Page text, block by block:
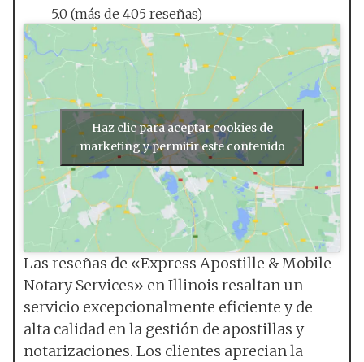
5.0 (más de 405 reseñas)
Haz clic para aceptar cookies de
marketing y permitir este contenido
Las reseñas de «Express Apostille & Mobile
Notary Services» en Illinois resaltan un
servicio excepcionalmente eficiente y de
alta calidad en la gestión de apostillas y
notarizaciones. Los clientes aprecian la